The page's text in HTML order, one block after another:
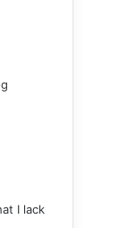
I lack